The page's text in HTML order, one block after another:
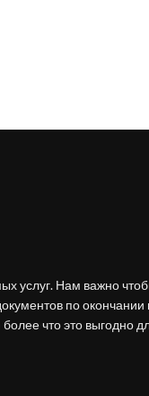
услуг. Нам важно
по
что это выгодно